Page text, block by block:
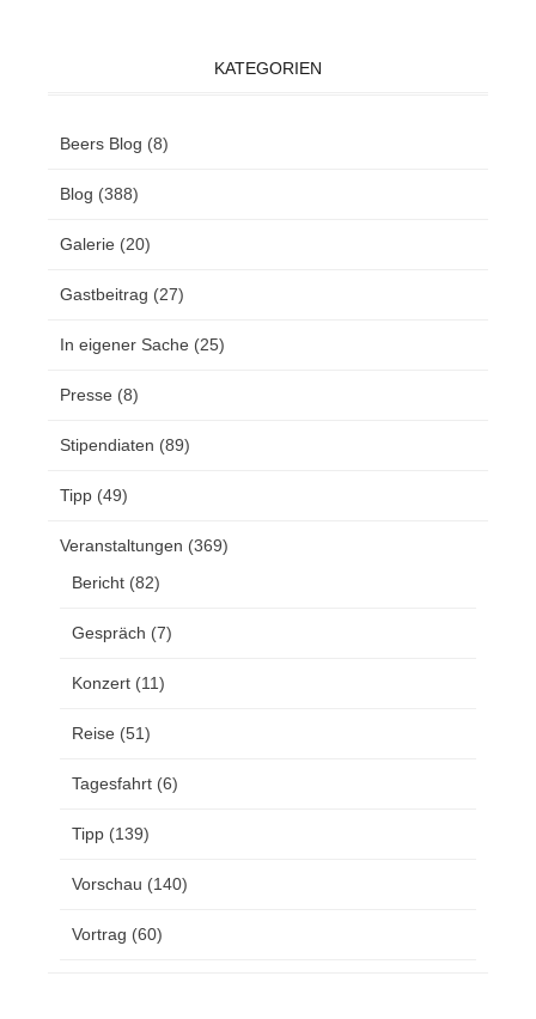
KATEGORIEN
Beers Blog (8)
Blog (388)
Galerie (20)
Gastbeitrag (27)
In eigener Sache (25)
Presse (8)
Stipendiaten (89)
Tipp (49)
Veranstaltungen (369)
Bericht (82)
Gespräch (7)
Konzert (11)
Reise (51)
Tagesfahrt (6)
Tipp (139)
Vorschau (140)
Vortrag (60)